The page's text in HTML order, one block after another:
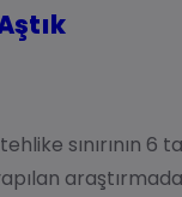
sınırının 6
araştırmada